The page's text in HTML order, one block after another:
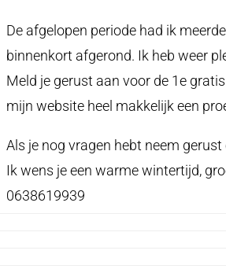
De afgelopen periode had ik
binnenkort afgerond. Ik heb weer
Meld je gerust aan voor de 1e
mijn website heel makkelijk een
Als je nog vragen hebt neem
Ik wens je een warme wintertijd,
0638619939